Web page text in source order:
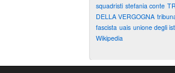
squadristi stefania conte
DELLA VERGOGNA
fascista uais unione degli
Wikipedia